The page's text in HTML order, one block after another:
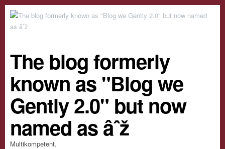
The blog formerly
known as "Blog we
Gently 2.0" but now
named as âˆž
Multikompetent.